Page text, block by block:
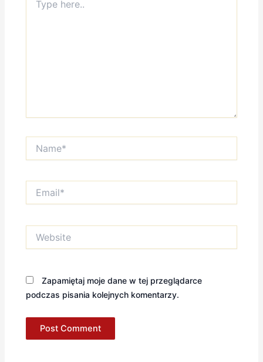
here..
Zapamiętaj moje dane w tej przeglądarce
podczas pisania kolejnych komentarzy.